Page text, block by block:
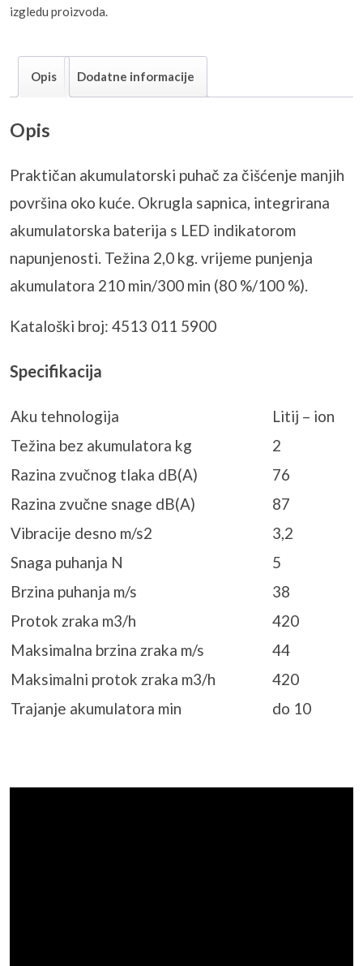
izgledu proizvoda.
Opis Dodatne informacije
Opis
Praktičan akumulatorski puhač za čišćenje manjih
površina oko kuće. Okrugla sapnica, integrirana
akumulatorska baterija s LED indikatorom
napunjenosti. Težina 2,0 kg. vrijeme punjenja
akumulatora 210 min/300 min (80 %/100 %).
Kataloški broj: 4513 011 5900
Specifikacija
Aku tehnologija
Litij – ion
Težina bez akumulatora kg
2
Razina zvučnog tlaka dB(A)
76
Razina zvučne snage dB(A)
87
Vibracije desno m/s2
3,2
Snaga puhanja N
5
Brzina puhanja m/s
38
Protok zraka m3/h
420
Maksimalna brzina zraka m/s
44
Maksimalni protok zraka m3/h
420
Trajanje akumulatora min
do 10